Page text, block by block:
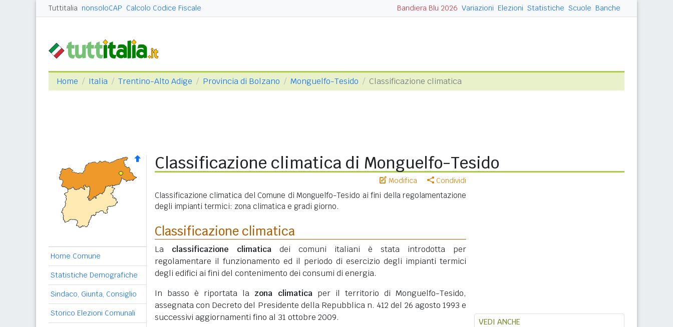
Tuttitalia nonsoloCAP Calcolo Codice Fiscale Bandiera Blu 2026 Variazioni Elezioni Statistiche Scuole Banche
Home Italia Trentino-Alto Adige Provincia di Bolzano Monguelfo-Tesido Classificazione climatica
Home Comune
Statistiche Demografiche
Sindaco, Giunta, Consiglio
Storico Elezioni Comunali
Classificazione climatica di Monguelfo-Tesido
Modifica Condividi
Classificazione climatica del Comune di Monguelfo-Tesido ai fini della regolamentazione
degli impianti termici: zona climatica e gradi giorno.
Classificazione climatica
La classificazione climatica dei comuni italiani è stata introdotta per
regolamentare il funzionamento ed il periodo di esercizio degli impianti termici
degli edifici ai fini del contenimento dei consumi di energia.
In basso è riportata la zona climaticaper il territorio di Monguelfo-Tesido,
assegnata con Decreto del Presidente della Repubblica n. 412 del 26 agosto 1993 e
successivi aggiornamenti fino al 31 ottobre 2009.
VEDI ANCHE